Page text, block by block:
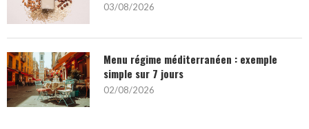
03/08/2026
Menu régime méditerranéen : exemple
simple sur 7 jours
02/08/2026